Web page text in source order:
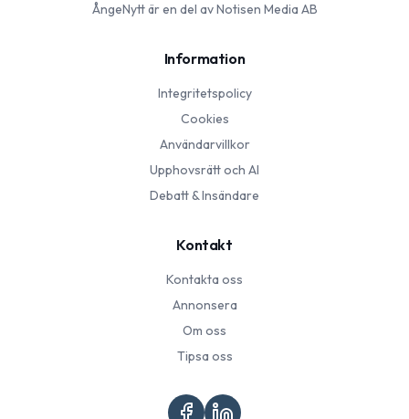
ÅngeNyttär en del av Notisen Media AB
Information
Integritetspolicy
Cookies
Användarvillkor
Upphovsrätt och AI
Debatt & Insändare
Kontakt
Kontakta oss
Annonsera
Om oss
Tipsa oss